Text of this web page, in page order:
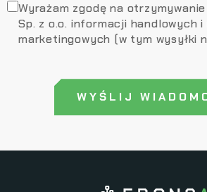
Wyrażam zgodę na otrzymywanie
Sp. z o.o. informacji handlowych i
marketingowych (w tym wysyłki
WYŚLIJ